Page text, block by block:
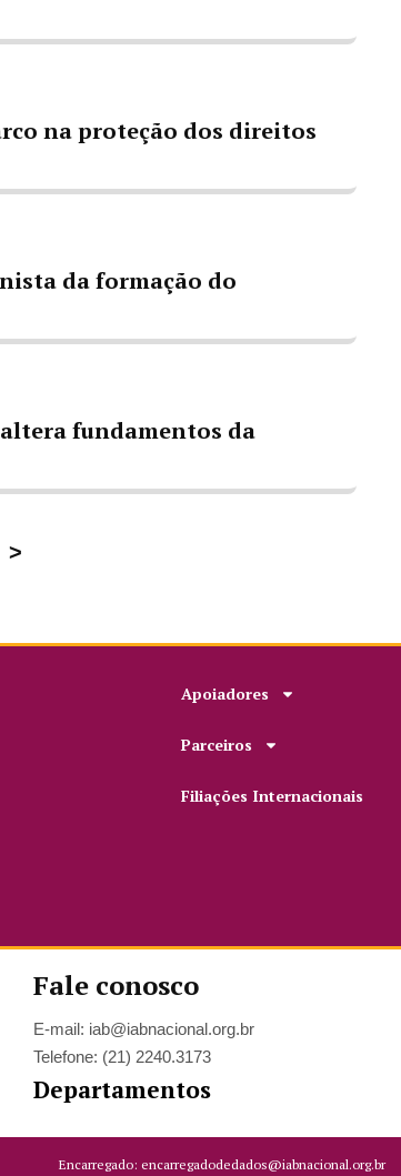
na proteção dos direitos
da formação do
fundamentos da
>
Apoiadores
Parceiros
Filiações Internacionais
Fale conosco
E-mail: iab@iabnacional.org.br
Telefone: (21) 2240.3173
Departamentos
Encarregado: encarregadodedados@iabnacional.org.br